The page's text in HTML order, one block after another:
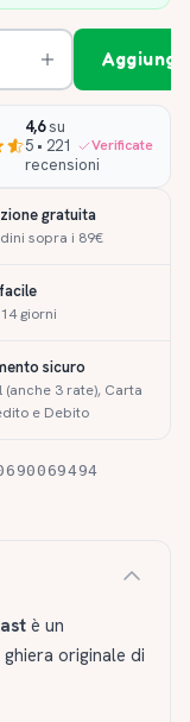
4,6su
5 • 221
recensioni
Verificate
gratuita
sopra i 89€
giorni
sicuro
(anche 3 rate), Carta
e Debito
è un
originale di